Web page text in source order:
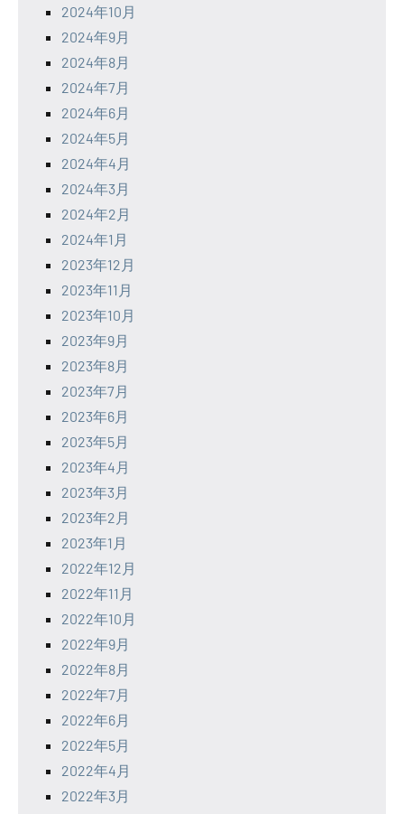
2024年10月
2024年9月
2024年8月
2024年7月
2024年6月
2024年5月
2024年4月
2024年3月
2024年2月
2024年1月
2023年12月
2023年11月
2023年10月
2023年9月
2023年8月
2023年7月
2023年6月
2023年5月
2023年4月
2023年3月
2023年2月
2023年1月
2022年12月
2022年11月
2022年10月
2022年9月
2022年8月
2022年7月
2022年6月
2022年5月
2022年4月
2022年3月